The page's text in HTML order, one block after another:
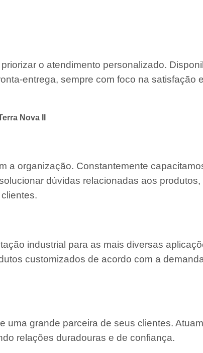
o atendimento personalizado.
entrega, sempre com foco na satisfação
Nova II
a organização. Constantemente
dúvidas relacionadas aos produtos,
industrial para as mais diversas
customizados de acordo com a
uma grande parceira de seus clientes.
relações duradouras e de confiança.